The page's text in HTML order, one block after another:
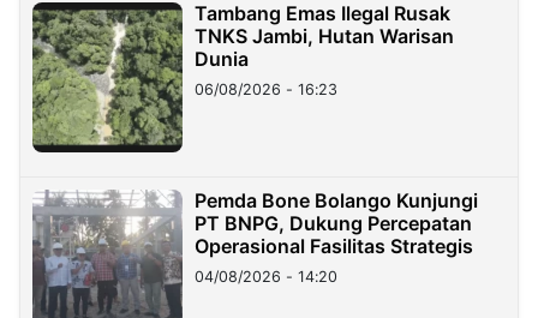
Tambang Emas Ilegal Rusak
TNKS Jambi, Hutan Warisan
Dunia
06/08/2026 - 16:23
Pemda Bone Bolango Kunjungi
PT BNPG, Dukung Percepatan
Operasional Fasilitas Strategis
04/08/2026 - 14:20